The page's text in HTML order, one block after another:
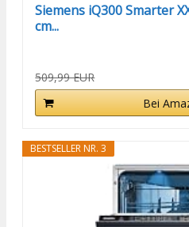
Siemens iQ300 Smarter
cm...
509,99 EUR
Bei
BESTSELLER NR. 3